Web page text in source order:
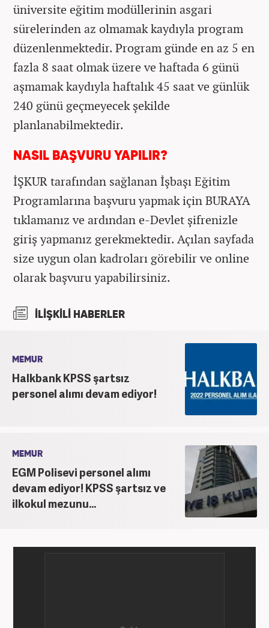
üniversite eğitim modüllerinin asgari
sürelerinden az olmamak kaydıyla program
düzenlenmektedir. Program günde en az 5 en
fazla 8 saat olmak üzere ve haftada 6 günü
aşmamak kaydıyla haftalık 45 saat ve günlük
240 günü geçmeyecek şekilde
planlanabilmektedir.
NASIL BAŞVURU YAPILIR?
İŞKUR tarafından sağlanan İşbaşı Eğitim
Programlarına başvuru yapmak için BURAYA
tıklamanız ve ardından e-Devlet şifrenizle
giriş yapmanız gerekmektedir. Açılan sayfada
size uygun olan kadroları görebilir ve online
olarak başvuru yapabilirsiniz.
İLİŞKİLİ HABERLER
MEMUR
Halkbank KPSS şartsız
personel alımı devam ediyor!
MEMUR
EGM Polisevi personel alımı
devam ediyor! KPSS şartsız ve
ilkokul mezunu...